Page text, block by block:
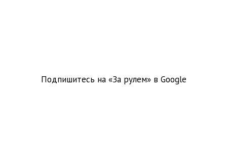
Подпишитесь на «За рулем» в Google